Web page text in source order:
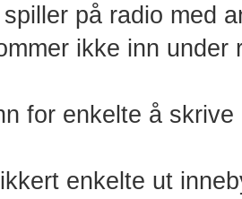
på radio med
ikke inn under
for enkelte å
enkelte ut